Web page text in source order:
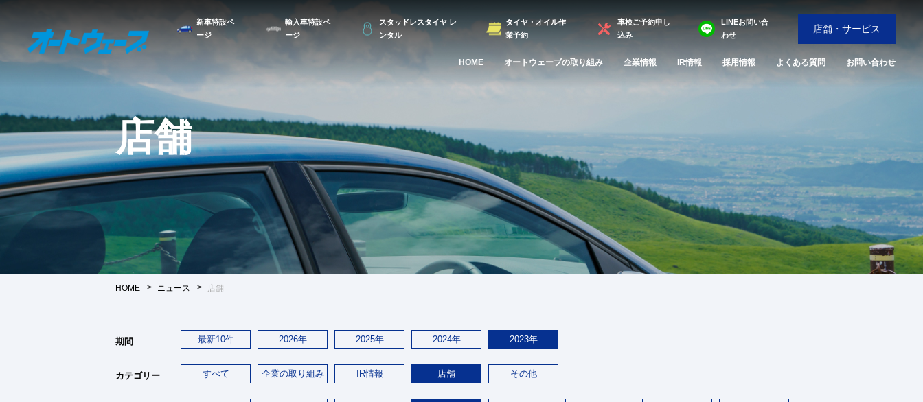
新車特設ペ
ージ
輸入車特設ペ
ージ
スタッドレスタイヤ レ
ンタル
タイヤ・オイル作
業予約
車検ご予約申し
込み
LINEお問い合
わせ
店舗・サービス
HOME オートウェーブの取り組み 企業情報 IR情報 採用情報 よくある質問 お問い合わせ
店舗
HOME ニュース 店舗
期間 最新10件 2026年 2025年 2024年 2023年
カテゴリー すべて 企業の取り組み IR情報 店舗 その他